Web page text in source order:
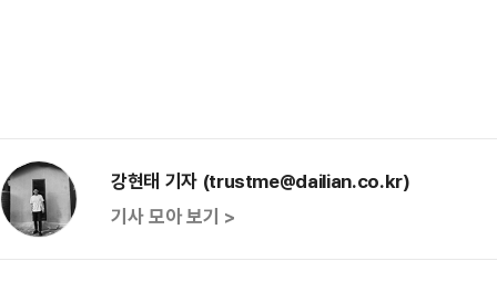
강현태 기자 (trustme@dailian.co.kr)
기사 모아 보기 >